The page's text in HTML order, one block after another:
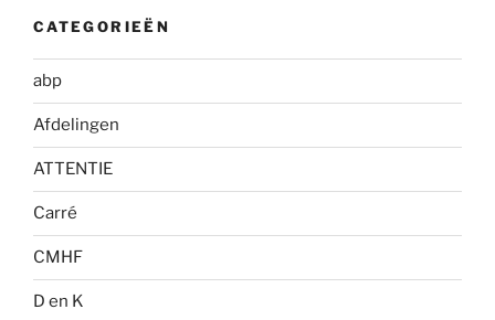
CATEGORIEËN
abp
Afdelingen
ATTENTIE
Carré
CMHF
D en K